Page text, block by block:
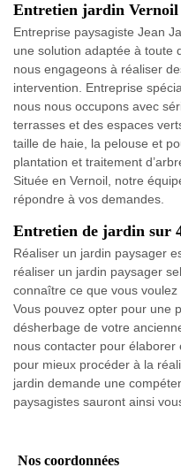
Entretien jardin Vernoil
Entreprise paysagiste Jean
une solution adaptée à toute
nous engageons à réaliser
intervention. Entreprise
nous nous occupons avec
terrasses et des espaces
taille de haie, la pelouse et
plantation et traitement
Située en Vernoil, notre
répondre à vos demandes.
Entretien de jardin sur
Réaliser un jardin paysager
réaliser un jardin paysager
connaître ce que vous
Vous pouvez opter pour une
désherbage de votre
nous contacter pour
pour mieux procéder à la
jardin demande une
paysagistes sauront ainsi
Nos coordonnées